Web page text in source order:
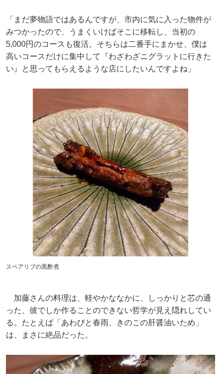
「まだ夢物語ではあるんですが、市内に気に入った物件が
みつかったので、うまくいけばそこに移転し、当初の
5,000円のコースも復活。そちらは二番手にまかせ、僕は
高いコースだけに集中して『わざわざニグラットに行きた
い』と思ってもらえるような店にしたいんですよね」
スペアリブの黒酢煮
加藤さんの料理は、軽やかななかに、しっかりと芯の通
った、彼でしか作ることのできない哲学が見え隠れしてい
る。たとえば「あわびと春雨、きのこの肝醤油いため」
は、まさに絶品だった。